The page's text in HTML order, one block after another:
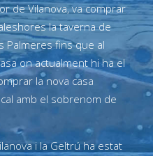
de Vilanova, va comprar
la taverna de
Palmeres fins que al
on actualment hi ha el
la nova casa
amb el sobrenom de
i la Geltrú ha estat